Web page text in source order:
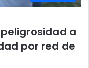
a
por red de